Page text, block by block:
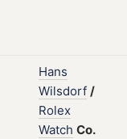
Hans
Wilsdorf /
Rolex
Watch Co.